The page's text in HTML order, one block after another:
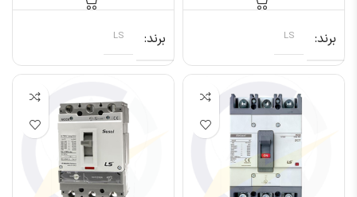
برند LS برند LS